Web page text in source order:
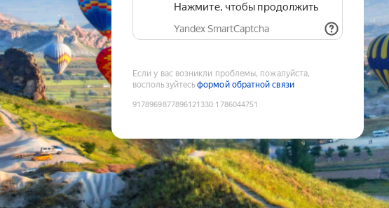
Нажмите, чтобы продолжить
Yandex SmartCaptcha
Если у вас возникли проблемы, пожалуйста,
воспользуйтесьформой обратной связи
9178969877896121330:1786044751